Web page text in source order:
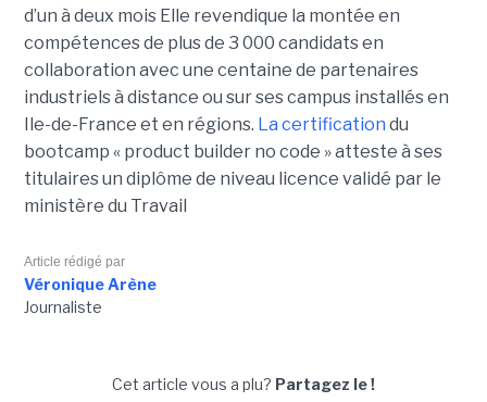
d’un à deux mois Elle revendique la montée en
compétences de plus de 3 000 candidats en
collaboration avec une centaine de partenaires
industriels à distance ou sur ses campus installés en
Ile-de-France et en régions. La certification du
bootcamp « product builder no code » atteste à ses
titulaires un diplôme de niveau licence validé par le
ministère du Travail
Article rédigé par
Véronique Arène
Journaliste
Cet article vous a plu? Partagez le !